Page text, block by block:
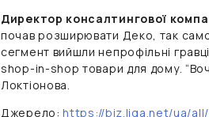
Директор консалтингової
почав розширювати Деко, так
сегмент вийшли непрофільні
shop-in-shop товари для дому.
Локтіонова.
Джерело:https://biz.liga.net/ua/